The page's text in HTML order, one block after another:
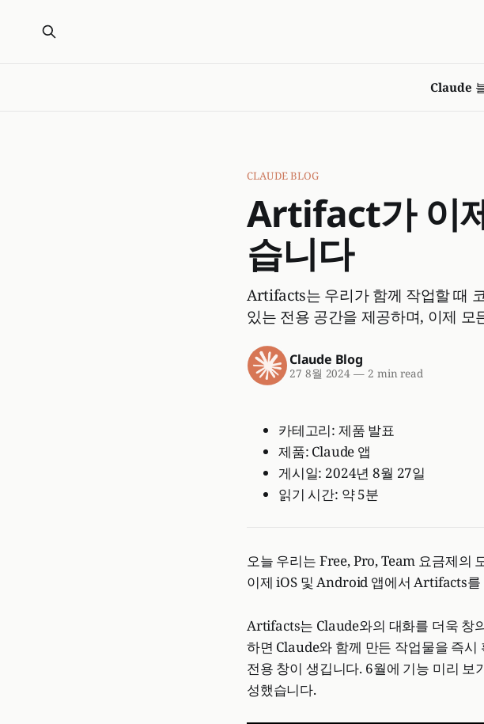
Claude
CLAUDE BLOG
Artifact가 이
습니다
Artifacts는 우리가 함께 작업할 때
있는 전용 공간을 제공하며, 이제
Claude Blog
27 8월 2024 — 2 min read
카테고리: 제품 발표
제품: Claude 앱
게시일: 2024년 8월 27일
읽기 시간: 약 5분
오늘 우리는 Free, Pro, Team 요금제의
이제 iOS 및 Android 앱에서 Artifacts를
Artifacts는 Claude와의 대화를 더욱 창
하면 Claude와 함께 만든 작업물을 즉
전용 창이 생깁니다. 6월에 기능 미리
성했습니다.